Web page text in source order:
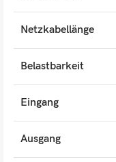
Netzkabellänge
Belastbarkeit
Eingang
Ausgang